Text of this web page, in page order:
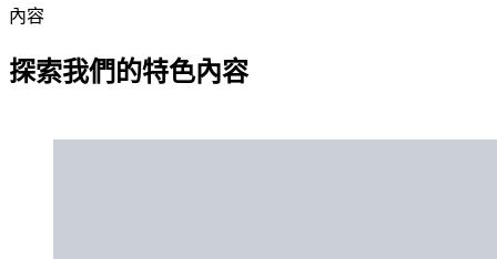
內容
探索我們的特色內容